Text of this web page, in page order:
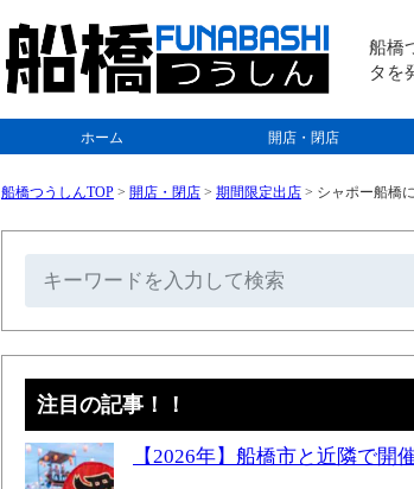
船橋
タを
ホーム 開店・閉店
船橋つうしんTOP > 開店・閉店 > 期間限定出店 > シャポー船橋
注目の記事！！
【2026年】船橋市と近隣で